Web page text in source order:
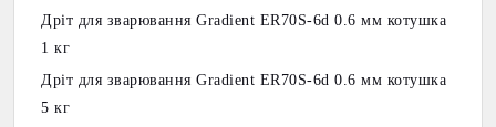
Дріт для зварювання Gradient ER70S-6d 0.6 мм котушка
1 кг
Дріт для зварювання Gradient ER70S-6d 0.6 мм котушка
5 кг